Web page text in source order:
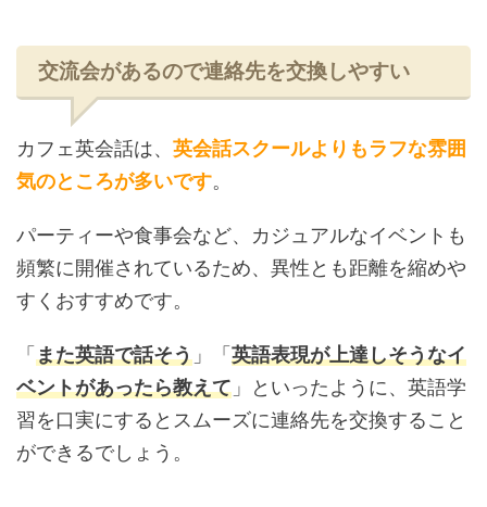
交流会があるので連絡先を交換しやすい
カフェ英会話は、 英会話スクールよりもラフな雰囲
気のところが多いです。
パーティーや食事会など、カジュアルなイベントも
頻繁に開催されているため、異性とも距離を縮めや
すくおすすめです。
「 また英語で話そう 」「 英語表現が上達しそうなイ
ベントがあったら教えて 」といったように、英語学
習を口実にするとスムーズに連絡先を交換すること
ができるでしょう。